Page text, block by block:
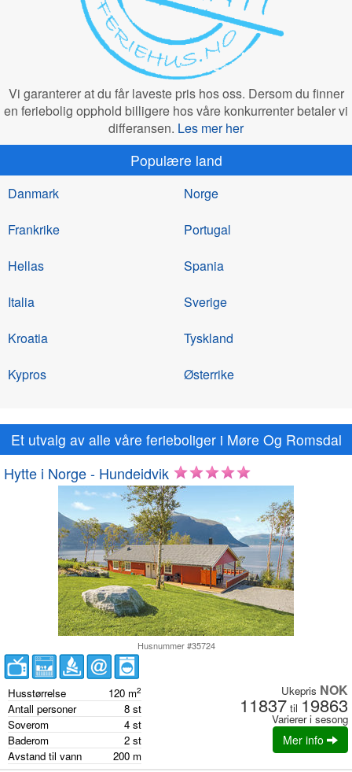
Vi garanterer at du får laveste pris hos oss. Dersom du finner
en feriebolig opphold billigere hos våre konkurrenter betaler vi
differansen. Les mer her
Populære land
Danmark
Frankrike
Hellas
Italia
Kroatia
Kypros
Norge
Portugal
Spania
Sverige
Tyskland
Østerrike
Et utvalg av alle våre ferieboliger i Møre Og Romsdal
Hytte i Norge - Hundeidvik
Husnummer #35724
Husstørrelse 120 m2
Antall personer 8 st
Soverom
4 st
Baderom
2 st
Avstand til vann
200 m
Ukepris NOK
11837 til 19863
Varierer i sesong
Mer info